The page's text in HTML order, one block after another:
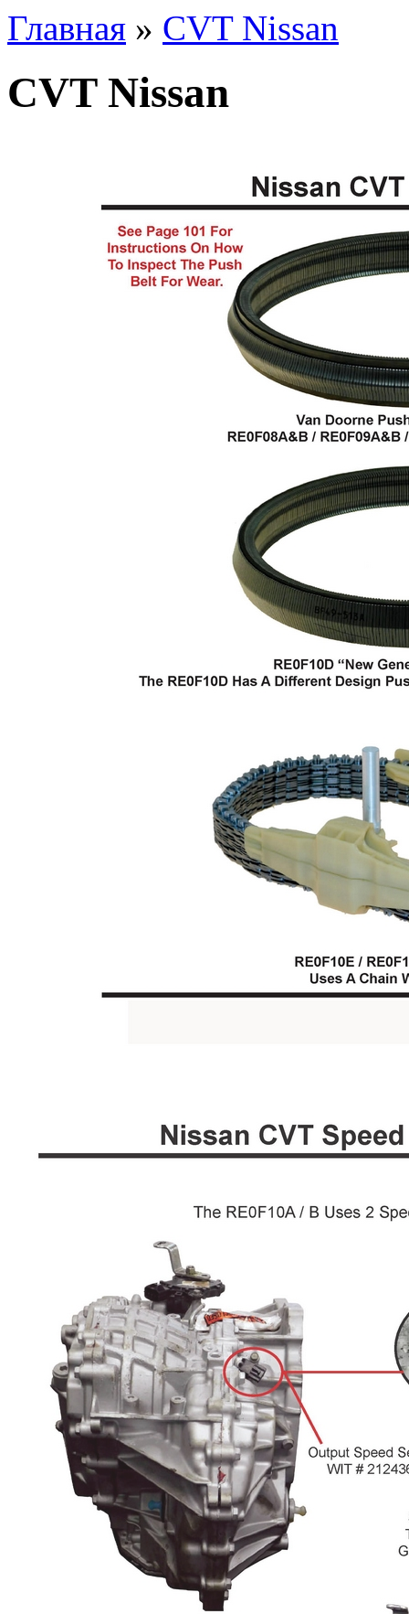
Главная » CVT Nissan
CVT Nissan